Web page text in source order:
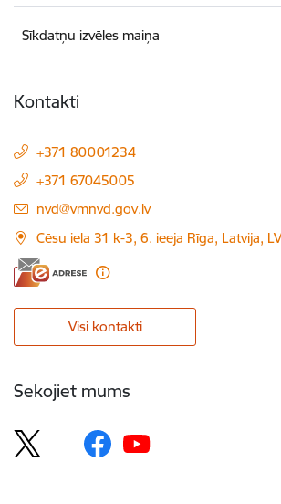
Sīkdatņu izvēles maiņa
Kontakti
+371 80001234
+371 67045005
E-pasts:
nvd@vmnvd.gov.lv
Cēsu iela 31 k-3, 6. ieeja Rīga, Latvija,
Visi kontakti
Sekojiet mums